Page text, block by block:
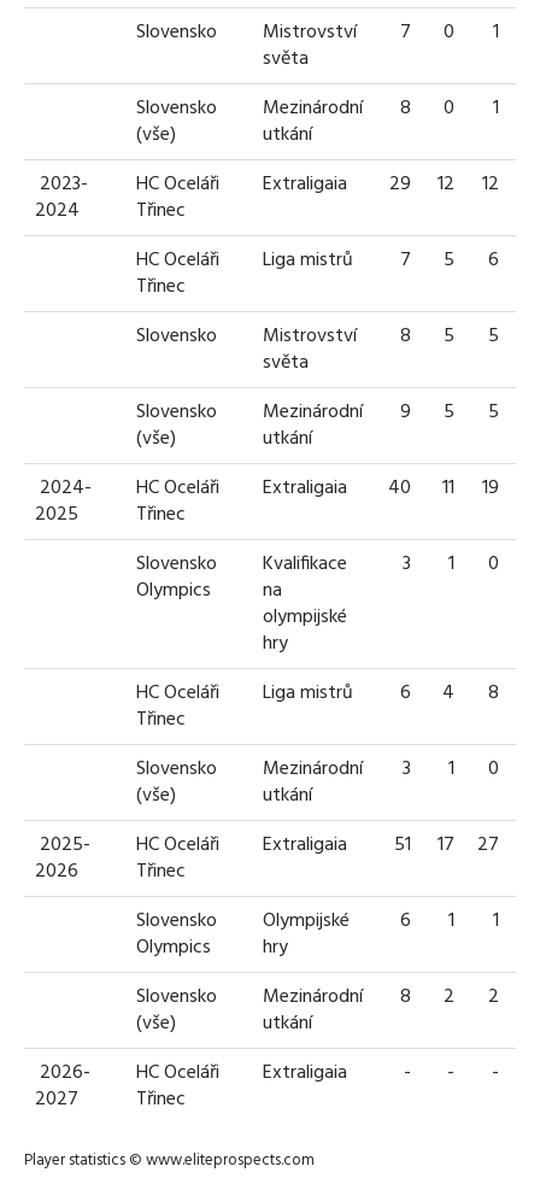
Slovensko
Mistrovství
světa
7 0 1
Slovensko
(vše)
Mezinárodní
utkání
8 0 1
2023-
2024
HC Oceláři
Třinec
Extraligaia 29 12 12
HC Oceláři
Třinec
Liga mistrů 7 5 6
Slovensko
Mistrovství
světa
8 5 5
Slovensko
(vše)
Mezinárodní
utkání
9 5 5
2024-
2025
HC Oceláři
Třinec
Extraligaia 40 11 19
Slovensko
Olympics
Kvalifikace
na
olympijské
hry
3 1 0
HC Oceláři
Třinec
Liga mistrů 6 4 8
Slovensko
(vše)
Mezinárodní
utkání
3 1 0
2025-
2026
HC Oceláři
Třinec
Extraligaia 51 17 27
Slovensko
Olympics
Olympijské
hry
6 1 1
Slovensko
(vše)
Mezinárodní
utkání
8 2 2
2026-
2027
HC Oceláři
Třinec
Extraligaia - - -
Player statistics ©www.eliteprospects.com